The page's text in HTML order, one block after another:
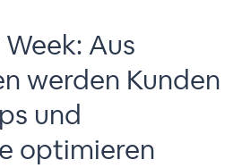
Aus
werden Kunden
und
optimieren